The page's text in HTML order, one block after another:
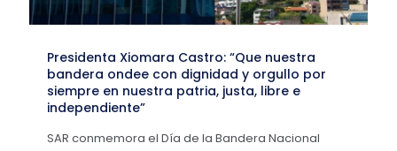
Presidenta Xiomara Castro: “Que nuestra
bandera ondee con dignidad y orgullo por
siempre en nuestra patria, justa, libre e
independiente”
SAR conmemora el Día de la Bandera Nacional